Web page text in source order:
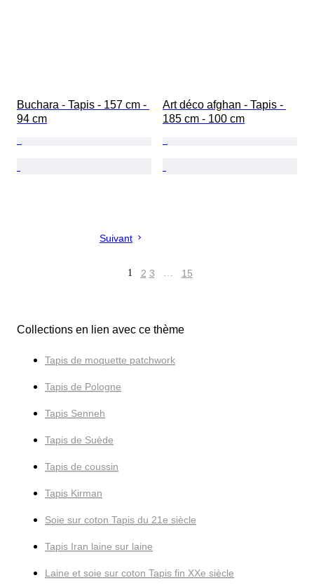
Buchara - Tapis - 157 cm -
94 cm
Art déco afghan - Tapis -
185 cm - 100 cm
Suivant
1 2 3 … 15
Collections en lien avec ce thème
Tapis de moquette patchwork
Tapis de Pologne
Tapis Senneh
Tapis de Suède
Tapis de coussin
Tapis Kirman
Soie sur coton Tapis du 21e siècle
Tapis Iran laine sur laine
Laine et soie sur coton Tapis fin XXe siècle